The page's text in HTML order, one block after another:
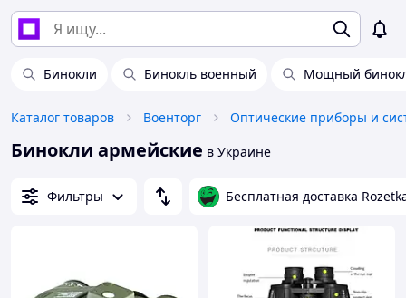
Бинокли Бинокль военный Мощный
Каталог товаров Военторг Оптические приборы и
Бинокли армейские в Украине
Фильтры Бесплатная доставка